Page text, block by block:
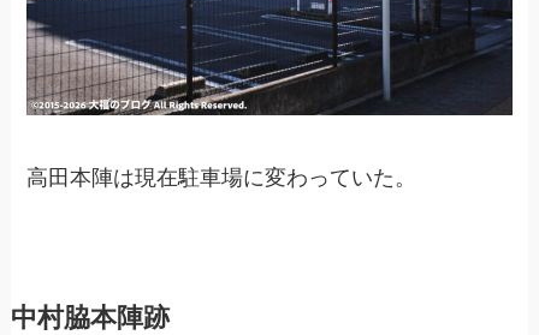
高田本陣は現在駐車場に変わっていた。
中村脇本陣跡